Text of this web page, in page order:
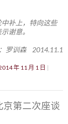
中补上，特向这些
谢意。
罗训森 2014.11.1
年 11 月 1 日
京第二次座谈